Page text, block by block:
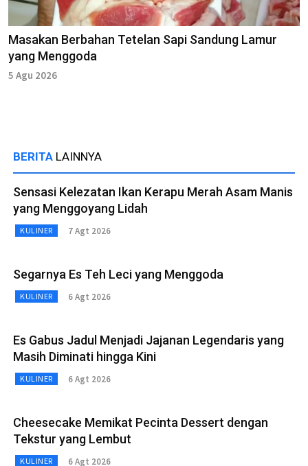
Masakan Berbahan Tetelan Sapi Sandung Lamur
yang Menggoda
5 Agu 2026
BERITA LAINNYA
Sensasi Kelezatan Ikan Kerapu Merah Asam Manis
yang Menggoyang Lidah
KULINER 7 Agt 2026
Segarnya Es Teh Leci yang Menggoda
KULINER 6 Agt 2026
Es Gabus Jadul Menjadi Jajanan Legendaris yang
Masih Diminati hingga Kini
KULINER 6 Agt 2026
Cheesecake Memikat Pecinta Dessert dengan
Tekstur yang Lembut
KULINER 6 Agt 2026